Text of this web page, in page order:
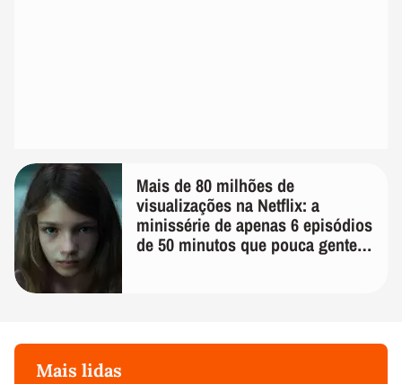
Mais de 80 milhões de
visualizações na Netflix: a
minissérie de apenas 6 episódios
de 50 minutos que pouca gente
Mais lidas